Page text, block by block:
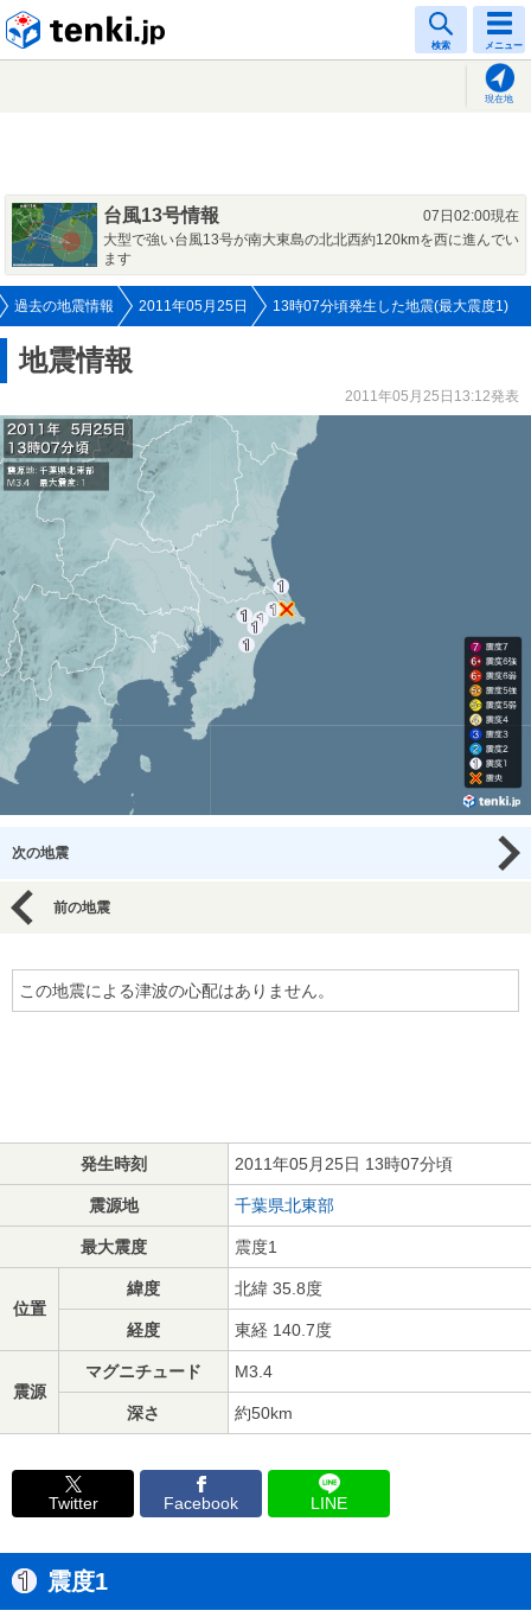
検索 メニュー
現在地
台風13号情報
07日02:00現在
大型で強い台風13号が南大東島の北北西約120kmを西に進んでい
ます
過去の地震情報 2011年05月25日 13時07分頃発生した地震(最大震度1)
地震情報
2011年05月25日13:12発表
次の地震
前の地震
この地震による津波の心配はありません。
発生時刻 2011年05月25日 13時07分頃
震源地 千葉県北東部
最大震度 震度1
位置
緯度 北緯 35.8度
経度 東経 140.7度
震源
マグニチュード M3.4
深さ 約50km
Twitter Facebook LINE
震度1